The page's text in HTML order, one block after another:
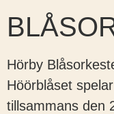
Hörby
Höörblåset spelar
tillsammans den